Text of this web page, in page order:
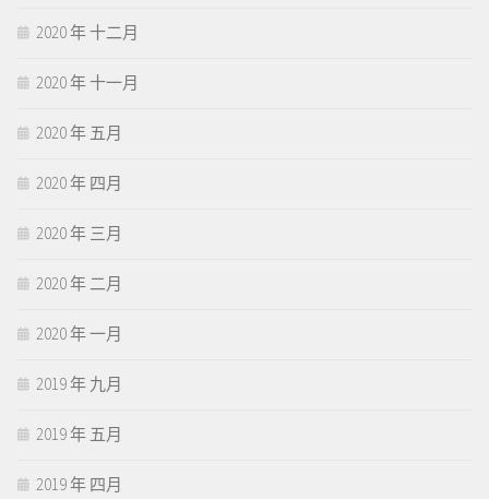
2020 年 十二月
2020 年 十一月
2020 年 五月
2020 年 四月
2020 年 三月
2020 年 二月
2020 年 一月
2019 年 九月
2019 年 五月
2019 年 四月